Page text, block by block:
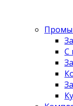
С